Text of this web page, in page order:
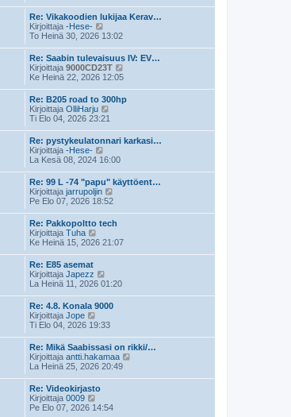
t
i
v
i
t
ä
u
u
s
i
n
v
i
e
s
t
Re: Vikakoodien lukijaa Kerav…
Kirjoittaja -Hese-
ä
t
ä
u
u
s
i
n
v
i
e
t
To Heinä 30, 2026 13:02
Re: Saabin tulevaisuus IV: EV…
Kirjoittaja 9000CD23T
ä
s
i
i
e
Ke Heinä 22, 2026 12:05
Re: B205 road to 300hp
Kirjoittaja OlliHarju
ä
u
u
s
i
n
v
i
e
t
Ti Elo 04, 2026 23:21
Re: pystykeulatonnari karkasi…
Kirjoittaja -Hese-
ä
t
ä
u
u
s
i
v
i
s
t
La Kesä 08, 2024 16:00
Re: 99 L -74 "papu" käyttöent…
Kirjoittaja jarrupoljin
t
ä
u
u
s
v
i
Pe Elo 07, 2026 18:52
Re: Pakkopoltto tech
Kirjoittaja Tuha
ä
ä
u
u
s
i
v
i
e
s
t
Ke Heinä 15, 2026 21:07
Re: E85 asemat
Kirjoittaja Japezz
ä
t
ä
u
u
s
i
n
v
i
t
La Heinä 11, 2026 01:20
Re: 4.8. Konala 9000
Kirjoittaja Jope
ä
ä
u
u
s
i
v
Ti Elo 04, 2026 19:33
Re: Mikä Saabissasi on rikki/…
Kirjoittaja antti.hakamaa
La Heinä 25, 2026 20:49
Re: Videokirjasto
Kirjoittaja 0009
ä
Pe Elo 07, 2026 14:54